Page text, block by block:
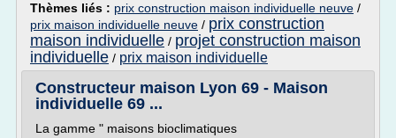
Thèmes liés : prix construction maison individuelle neuve /
prix maison individuelle neuve / prix construction
maison individuelle / projet construction maison
individuelle / prix maison individuelle
Constructeur maison Lyon 69 - Maison
individuelle 69 ...
La gamme " maisons bioclimatiques